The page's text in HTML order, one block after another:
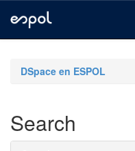
navigationDSpace en ESPOL
Search